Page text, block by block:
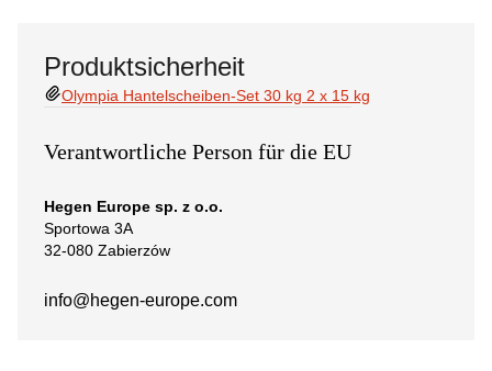
Produktsicherheit
Olympia Hantelscheiben-Set 30 kg 2 x 15 kg
Verantwortliche Person für die EU
Hegen Europe sp. z o.o.
Sportowa 3A
32-080 Zabierzów
info@hegen-europe.com